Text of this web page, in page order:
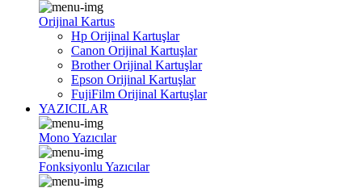
Orijinal Kartus
Hp Orijinal Kartuşlar
Canon Orijinal Kartuşlar
Brother Orijinal Kartuşlar
Epson Orijinal Kartuşlar
FujiFilm Orijinal Kartuşlar
YAZICILAR
Mono Yazıcılar
Fonksiyonlu Yazıcılar